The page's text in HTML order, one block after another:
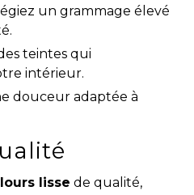
un grammage élevé
teintes qui
intérieur.
douceur adaptée à
lisse de qualité,